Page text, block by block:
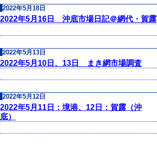
2022年5月18日
2022年5月16日 沖底市場日記＠網代・賀露
2022年5月13日
2022年5月10日、13日 まき網市場調査
2022年5月12日
2022年5月11日：境港、12日：賀露（沖
底）